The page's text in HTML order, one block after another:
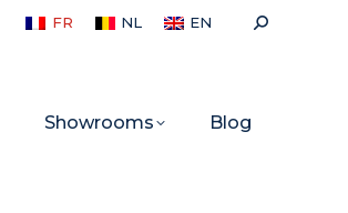
FR NL EN
Recherche
Showrooms Blog